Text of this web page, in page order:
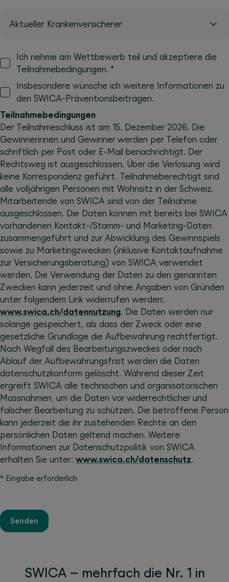
Aktueller Krankenversicherer
Ich nehme am Wettbewerb teil und akzeptiere die
Teilnahmebedingungen. *
Insbesondere wünsche ich weitere Informationen zu
den SWICA-Präventionsbeiträgen.
Teilnahmebedingungen
Der Teilnahmeschluss ist am 15. Dezember 2026. Die
Gewinnerinnen und Gewinner werden per Telefon oder
schriftlich per Post oder E-Mail benachrichtigt. Der
Rechtsweg ist ausgeschlossen. Über die Verlosung wird
keine Korrespondenz geführt. Teilnahmeberechtigt sind
alle volljährigen Personen mit Wohnsitz in der Schweiz.
Mitarbeitende von SWICA sind von der Teilnahme
ausgeschlossen. Die Daten können mit bereits bei SWICA
vorhandenen Kontakt-/Stamm- und Marketing-Daten
zusammengeführt und zur Abwicklung des Gewinnspiels
sowie zu Marketingzwecken (inklusive Kontaktaufnahme
zur Versicherungsberatung) von SWICA verwendet
werden. Die Verwendung der Daten zu den genannten
Zwecken kann jederzeit und ohne Angaben von Gründen
unter folgendem Link widerrufen werden:
www.swica.ch/datennutzung. Die Daten werden nur
solange gespeichert, als dass der Zweck oder eine
gesetzliche Grundlage die Aufbewahrung rechtfertigt.
Nach Wegfall des Bearbeitungszweckes oder nach
Ablauf der Aufbewahrungsfrist werden die Daten
datenschutzkonform gelöscht. Während dieser Zeit
ergreift SWICA alle technischen und organisatorischen
Massnahmen, um die Daten vor widerrechtlicher und
falscher Bearbeitung zu schützen. Die betroffene Person
kann jederzeit die ihr zustehenden Rechte an den
persönlichen Daten geltend machen. Weitere
Informationen zur Datenschutzpolitik von SWICA
erhalten Sie unter: www.swica.ch/datenschutz.
* Eingabe erforderlich
Senden
SWICA – mehrfach die Nr. 1 in